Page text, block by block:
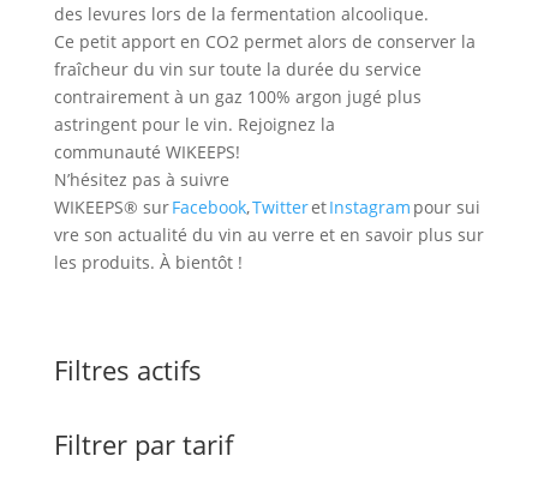
des levures lors de la fermentation alcoolique.
Ce petit apport en CO2 permet alors de conserver la
fraîcheur du vin sur toute la durée du service
contrairement à un gaz 100% argon jugé plus
astringent pour le vin. Rejoignez la
communauté WIKEEPS!
N’hésitez pas à suivre
WIKEEPS® surFacebook,TwitteretInstagram pour sui
vre son actualité du vin au verre et en savoir plus sur
les produits. À bientôt !
Filtres actifs
Filtrer par tarif